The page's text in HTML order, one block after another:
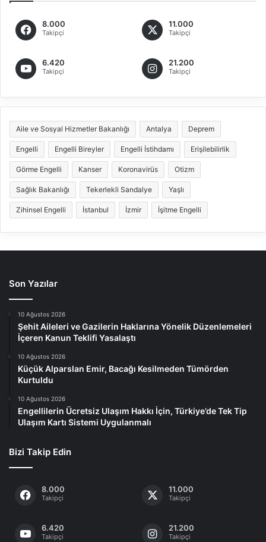
8.000
Takipçi
11.000
Takipçi
6.420
Takipçi
21.200
Takipçi
Aile ve Sosyal Hizmetler Bakanlığı Antalya Deprem
Engelli Engelli Bireyler Engelli İstihdamı Erişilebilirlik
Görme Engelli Kanser Koronavirüs Otizm
Sağlık Bakanlığı Tekerlekli Sandalye Yaşlı
Zihinsel Engelli İstanbul İzmir İşitme Engelli
Son Yazılar
10 Ağustos 2026
Şehit Aileleri ve Gazilerin Haklarına Yönelik Düzenlemeleri
İçeren Kanun Teklifi Yasalaştı
10 Ağustos 2026
Küçük Alparslan Emir, Bacağı Kesilmeden Tümörden
Kurtuldu
10 Ağustos 2026
Engellilerin Ücretsiz Ulaşım Hakkı İçin, Türkiye’de Tek Tip
Ulaşım Kartı Sistemi Uygulanmalı
Bizi Takip Edin
8.000
Takipçi
11.000
Takipçi
6.420
Takipçi
21.200
Takipçi